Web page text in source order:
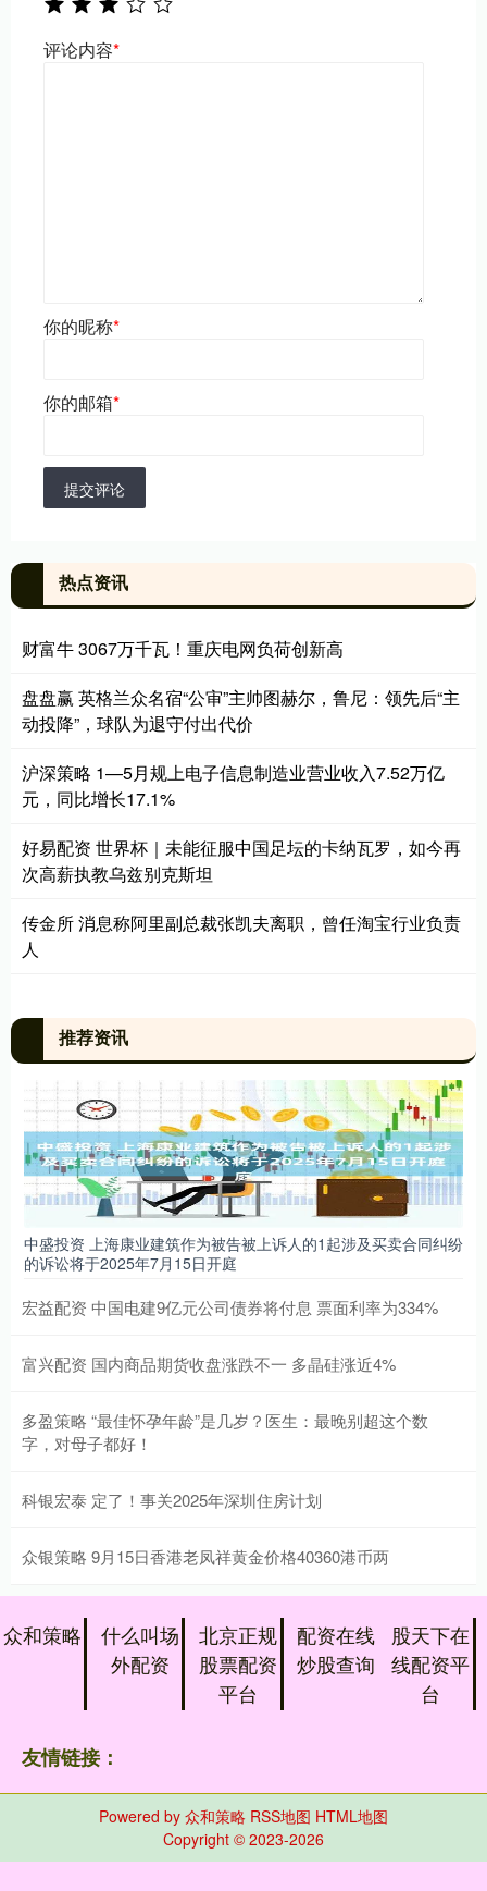
评论内容*
你的昵称*
你的邮箱*
提交评论
热点资讯
财富牛 3067万千瓦！重庆电网负荷创新高
盘盘赢 英格兰众名宿“公审”主帅图赫尔，鲁尼：领先后“主
动投降”，球队为退守付出代价
沪深策略 1—5月规上电子信息制造业营业收入7.52万亿
元，同比增长17.1%
好易配资 世界杯｜未能征服中国足坛的卡纳瓦罗，如今再
次高薪执教乌兹别克斯坦
传金所 ​消息称阿里副总裁张凯夫离职，曾任淘宝行业负责
人
推荐资讯
中盛投资 上海康业建筑作为被告被上诉人的1起涉及买卖合同纠纷
的诉讼将于2025年7月15日开庭
宏益配资 中国电建9亿元公司债券将付息 票面利率为334%
富兴配资 国内商品期货收盘涨跌不一 多晶硅涨近4%
多盈策略 “最佳怀孕年龄”是几岁？医生：最晚别超这个数
字，对母子都好！
科银宏泰 定了！事关2025年深圳住房计划
众银策略 9月15日香港老凤祥黄金价格40360港币两
众和策略
什么叫场
外配资
北京正规
股票配资
平台
配资在线
炒股查询
股天下在
线配资平
台
友情链接：
Powered by 众和策略 RSS地图 HTML地图
Copyright © 2023-2026